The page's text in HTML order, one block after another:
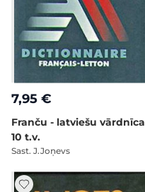
7,95 €
Franču - latviešu vārdnīca
10 t.v.
Sast. J.Joņevs